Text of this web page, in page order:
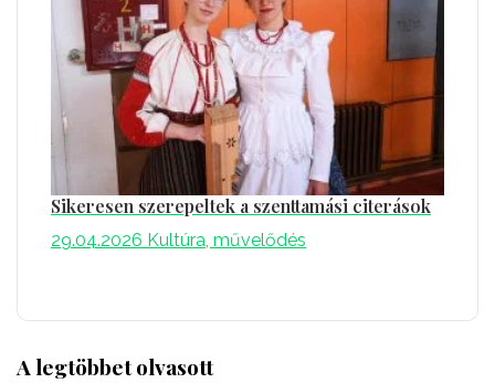
Sikeresen szerepeltek a szenttamási citerások
29.04.2026 Kultúra, művelődés
A legtöbbet olvasott